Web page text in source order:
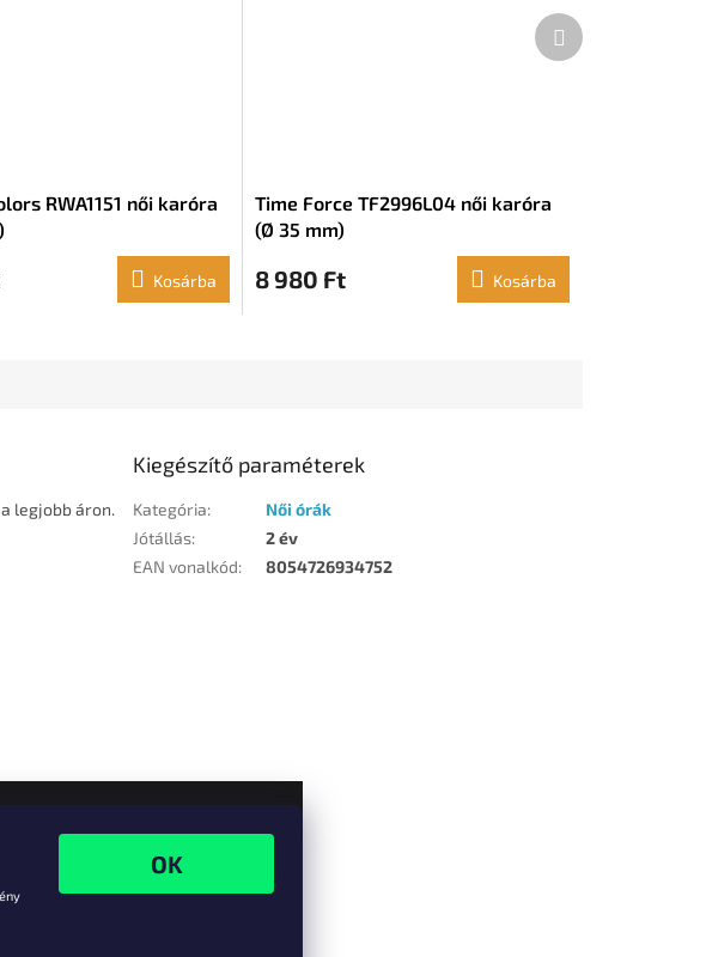
RWA1151 női karóra
Kosárba
Time Force TF2996L04 női karóra
(Ø 35 mm)
8 980 Ft Kosárba
Következő
termék
a legjobb áron.
Kiegészítő paraméterek
Kategória:
Női órák
Jótállás:
2 év
EAN vonalkód: 8054726934752